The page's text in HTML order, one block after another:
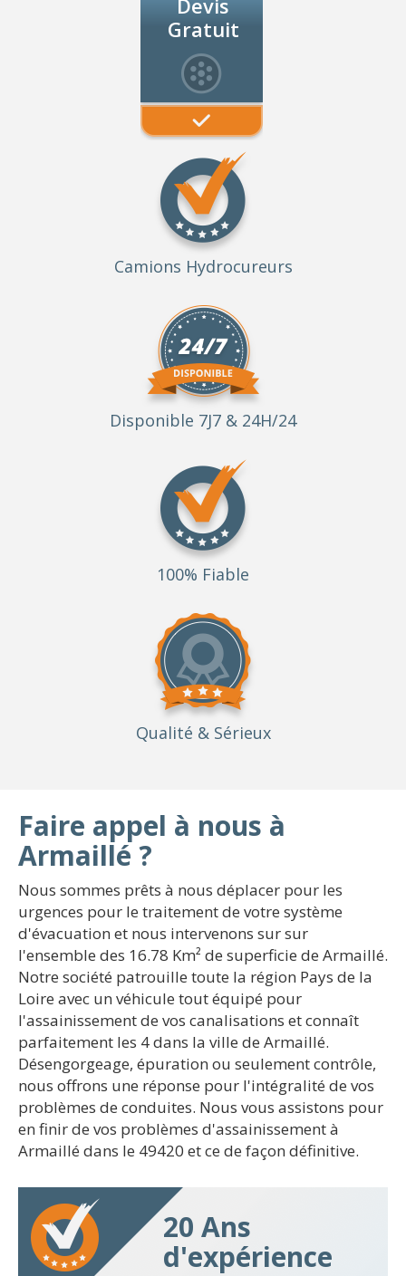
Devis
Gratuit
Camions Hydrocureurs
Disponible 7J7 & 24H/24
100% Fiable
Qualité & Sérieux
Faire appel à nous à
Armaillé ?
Nous sommes prêts à nous déplacer pour les
urgences pour le traitement de votre système
d'évacuation et nous intervenons sur sur
l'ensemble des 16.78 Km² de superficie de Armaillé.
Notre société patrouille toute la région Pays de la
Loire avec un véhicule tout équipé pour
l'assainissement de vos canalisations et connaît
parfaitement les 4 dans la ville de Armaillé.
Désengorgeage, épuration ou seulement contrôle,
nous offrons une réponse pour l'intégralité de vos
problèmes de conduites. Nous vous assistons pour
en finir de vos problèmes d'assainissement à
Armaillé dans le 49420 et ce de façon définitive.
20 Ans
d'expérience